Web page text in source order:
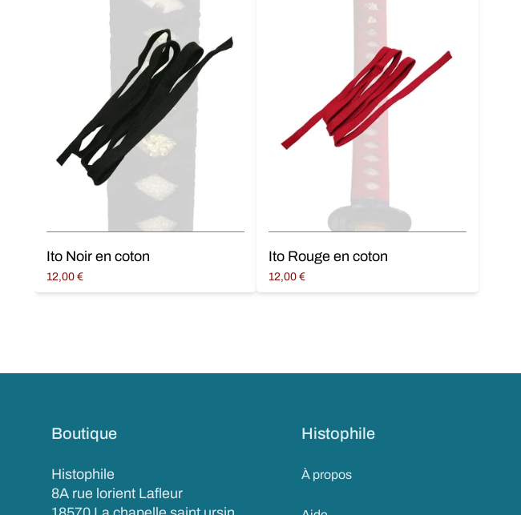
Ito Noir en coton
12,00 €
Ajouter au panier
Ito Rouge en coton
12,00 €
Ajouter au panier
Boutique
Histophile
8A rue lorient Lafleur
Histophile
À propos